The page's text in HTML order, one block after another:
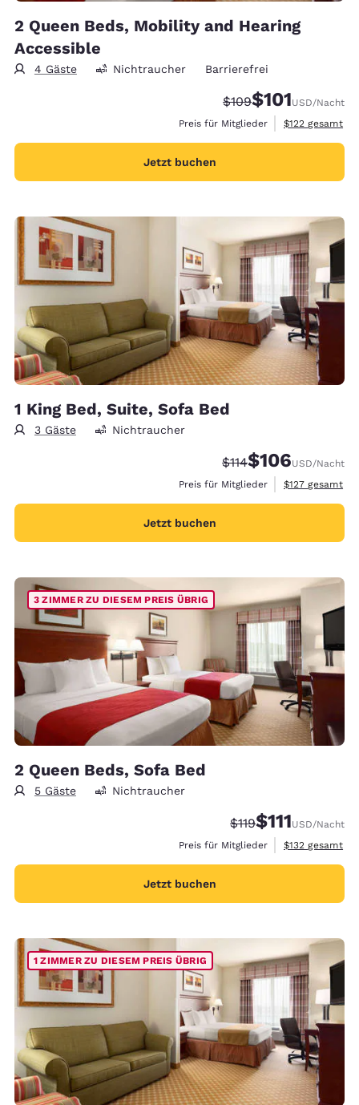
2 Queen Beds, Mobility and Hearing
Accessible
4 Gäste Nichtraucher Barrierefrei
Durchgestrichener
$109Vergünstigter
$101USD/Nacht
Preis für Mitglieder
Geschätzte
$122 gesamt
Jetzt buchen
1 King Bed, Suite, Sofa Bed
3 Gäste Nichtraucher
Durchgestrichener
$114Vergünstigter
$106USD/Nacht
Preis für Mitglieder
Geschätzte
$127 gesamt
Jetzt buchen
3 ZIMMER ZU DIESEM PREIS ÜBRIG
2 Queen Beds, Sofa Bed
5 Gäste Nichtraucher
Durchgestrichener
$119Vergünstigter
$111USD/Nacht
Preis für Mitglieder
Geschätzte
$132 gesamt
Jetzt buchen
1 ZIMMER ZU DIESEM PREIS ÜBRIG